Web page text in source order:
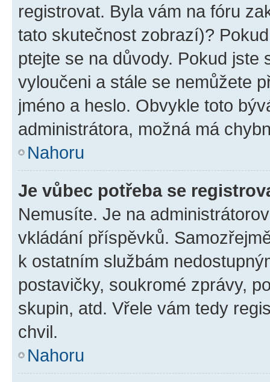
registrovat. Byla vám na fóru
tato skutečnost zobrazí)?
ptejte se na důvody. Pokud jste
vyloučeni a stále se nemůžete
jméno a heslo. Obvykle toto
administrátora, možná má
Nahoru
Je vůbec potřeba se
Nemusíte. Je na
vkládání příspěvků.
k ostatním službám
postavičky, soukromé zprávy,
skupin, atd. Vřele vám tedy
chvil.
Nahoru